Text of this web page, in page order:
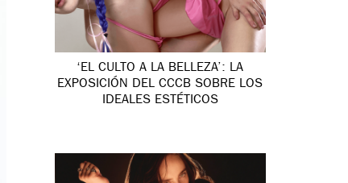
‘EL CULTO A LA BELLEZA’: LA
EXPOSICIÓN DEL CCCB SOBRE LOS
IDEALES ESTÉTICOS